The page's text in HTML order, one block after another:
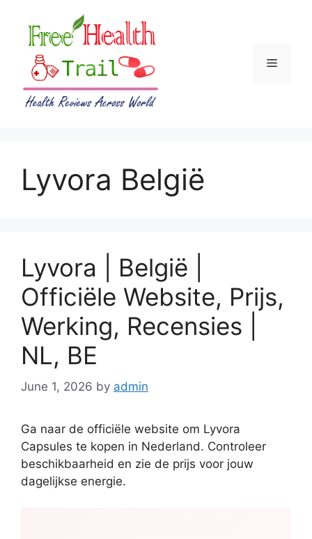
content
Menu
Lyvora België
Lyvora | België |
Officiële Website, Prijs,
Werking, Recensies |
NL, BE
June 1, 2026 by admin
Ga naar de officiële website om Lyvora
Capsules te kopen in Nederland. Controleer
beschikbaarheid en zie de prijs voor jouw
dagelijkse energie.